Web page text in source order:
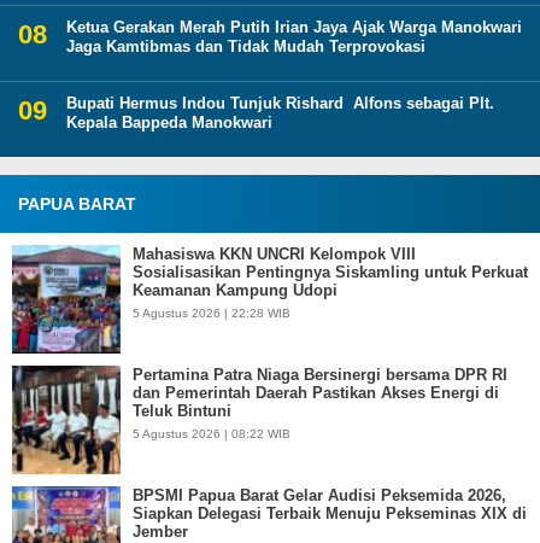
Ketua Gerakan Merah Putih Irian Jaya Ajak Warga Manokwari
Jaga Kamtibmas dan Tidak Mudah Terprovokasi
Bupati Hermus Indou Tunjuk Rishard Alfons sebagai Plt.
Kepala Bappeda Manokwari
PAPUA BARAT
Mahasiswa KKN UNCRI Kelompok VIII
Sosialisasikan Pentingnya Siskamling untuk Perkuat
Keamanan Kampung Udopi
5 Agustus 2026 | 22:28 WIB
Pertamina Patra Niaga Bersinergi bersama DPR RI
dan Pemerintah Daerah Pastikan Akses Energi di
Teluk Bintuni
5 Agustus 2026 | 08:22 WIB
BPSMI Papua Barat Gelar Audisi Peksemida 2026,
Siapkan Delegasi Terbaik Menuju Pekseminas XIX di
Jember